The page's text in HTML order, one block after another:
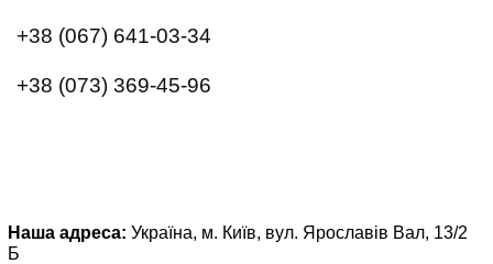
+38 (067) 641-03-34
+38 (073) 369-45-96
Наша адреса: Україна, м. Київ, вул. Ярославів Вал, 13/2
Б